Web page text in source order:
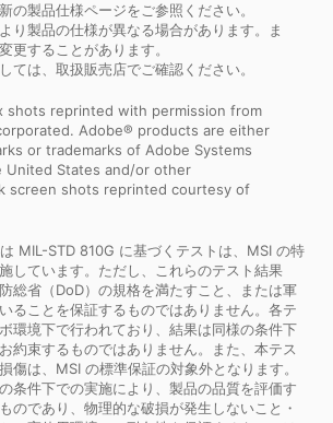
の製品仕様ページをご参照ください。
り製品の仕様が異なる場合があります。ま
更することがあります。
ては、取扱販売店でご確認ください。
shots reprinted with permission from
Adobe® products are either
or trademarks of Adobe Systems
United States and/or other
screen shots reprinted courtesy of
MIL-STD 810G に基づくテストは、MSI の特
しています。ただし、これらのテスト結果
総省（DoD）の規格を満たすこと、または軍
ることを保証するものではありません。各テ
環境下で行われており、結果は同様の条件下
約束するものではありません。また、本テス
傷は、MSI の標準保証の対象外となります。
条件下での実施により、製品の品質を評価す
のであり、物理的な破損が発生しないこと・